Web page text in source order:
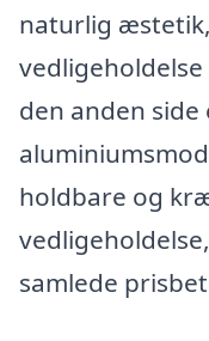
naturlig
den anden side
holdbare og
samlede